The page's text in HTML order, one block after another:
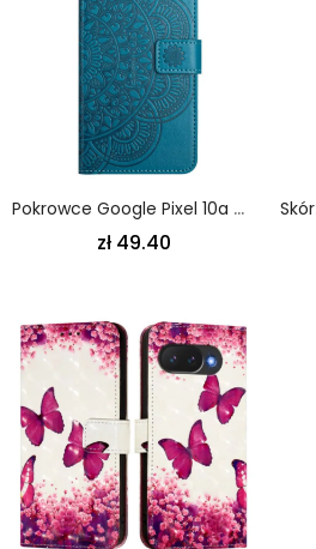
Pokrowce Google Pixel 10a Wzór Mandali
zł 49.40